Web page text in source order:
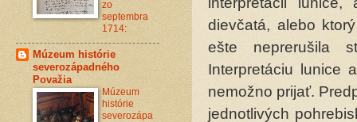
dievčatá, alebo
ešte neprerušila
Interpretáciu lunice
nemožno prijať.
jednotlivých
zo
septembra
1714:
Múzeum histórie
severozápadného
Považia
Múzeum
histórie
severozápa